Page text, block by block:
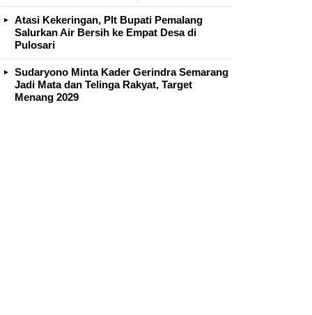
Atasi Kekeringan, Plt Bupati Pemalang
Salurkan Air Bersih ke Empat Desa di
Pulosari
Sudaryono Minta Kader Gerindra Semarang
Jadi Mata dan Telinga Rakyat, Target
Menang 2029